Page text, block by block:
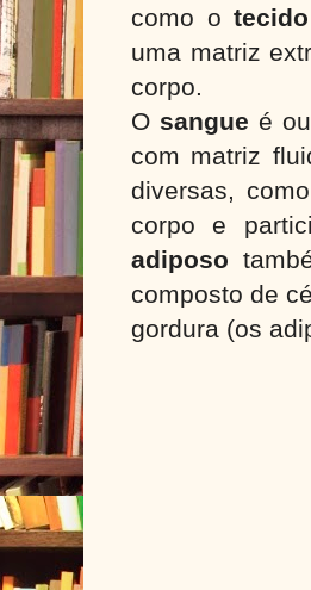
como o
uma matriz
corpo.
O sangue é
com matriz
diversas,
corpo e
adiposo
composto de
gordura (os